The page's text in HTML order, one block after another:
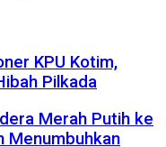
KPU Kotim,
Pilkada
Merah Putih ke
Menumbuhkan